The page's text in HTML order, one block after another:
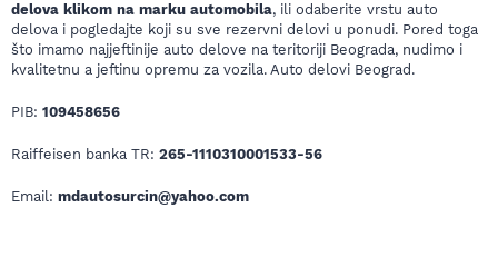
delova klikom na marku automobila, ili odaberite vrstu auto
delova i pogledajte koji su sve rezervni delovi u ponudi. Pored toga
što imamo najjeftinije auto delove na teritoriji Beograda, nudimo i
kvalitetnu a jeftinu opremu za vozila. Auto delovi Beograd.
PIB: 109458656
Raiffeisen banka TR: 265-1110310001533-56
Email: mdautosurcin@yahoo.com